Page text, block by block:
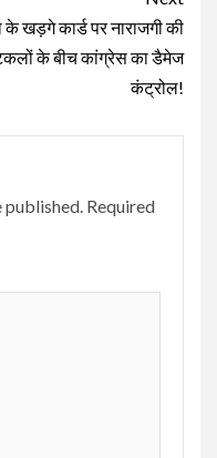
के खड़गे कार्ड पर नाराजगी की
के बीच कांग्रेस का डैमेज
कंट्रोल!
published. Required